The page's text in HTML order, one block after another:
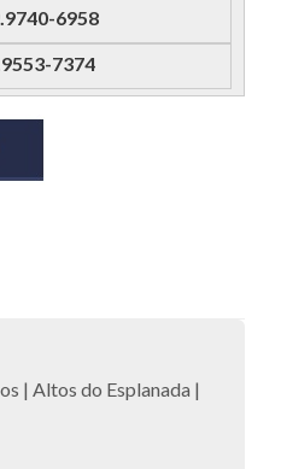
6958
7374
| Altos do Esplanada |